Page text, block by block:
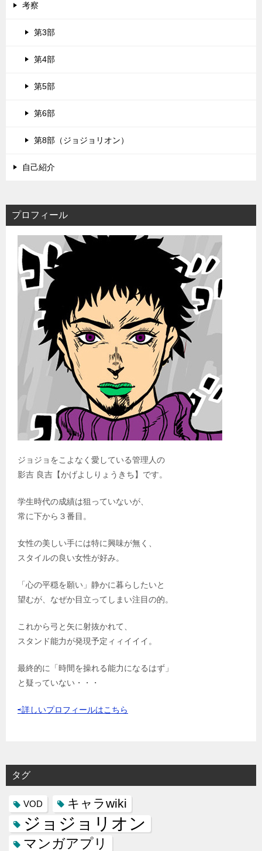
考察
第3部
第4部
第5部
第6部
第8部（ジョジョリオン）
自己紹介
プロフィール
ジョジョをこよなく愛している管理人の
影吉 良吉【かげよしりょうきち】です。
学生時代の成績は狙っていないが、
常に下から３番目。
女性の美しい手には特に興味が無く、
スタイルの良い女性が好み。
「心の平穏を願い」静かに暮らしたいと
望むが、なぜか目立ってしまい注目の的。
これから弓と矢に射抜かれて、
スタンド能力が発現予定ィィイイイ。
最終的に「時間を操れる能力になるはず」
と疑っていない・・・
⇨詳しいプロフィールはこちら
タグ
VOD キャラwiki
ジョジョリオン
マンガアプリ